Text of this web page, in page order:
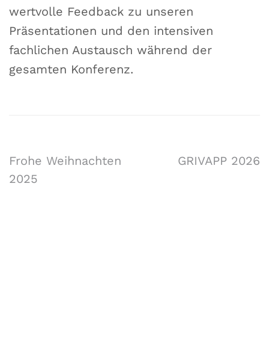
wertvolle Feedback zu unseren
Präsentationen und den intensiven
fachlichen Austausch während der
gesamten Konferenz.
Frohe Weihnachten
2025
GRIVAPP 2026